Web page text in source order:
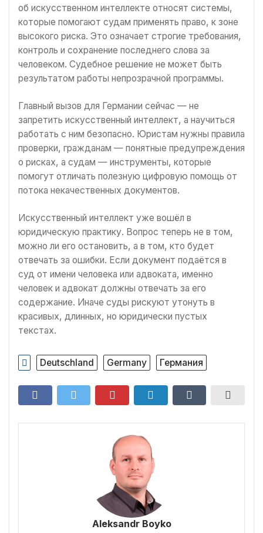
об искусственном интеллекте относят системы,
которые помогают судам применять право, к зоне
высокого риска. Это означает строгие требования,
контроль и сохранение последнего слова за
человеком. Судебное решение не может быть
результатом работы непрозрачной программы.
Главный вызов для Германии сейчас — не
запретить искусственный интеллект, а научиться
работать с ним безопасно. Юристам нужны правила
проверки, гражданам — понятные предупреждения
о рисках, а судам — инструменты, которые
помогут отличать полезную цифровую помощь от
потока некачественных документов.
Искусственный интеллект уже вошёл в
юридическую практику. Вопрос теперь не в том,
можно ли его остановить, а в том, кто будет
отвечать за ошибки. Если документ подаётся в
суд от имени человека или адвоката, именно
человек и адвокат должны отвечать за его
содержание. Иначе суды рискуют утонуть в
красивых, длинных, но юридически пустых
текстах.
Deutschland Germany Германия
Aleksandr Boyko